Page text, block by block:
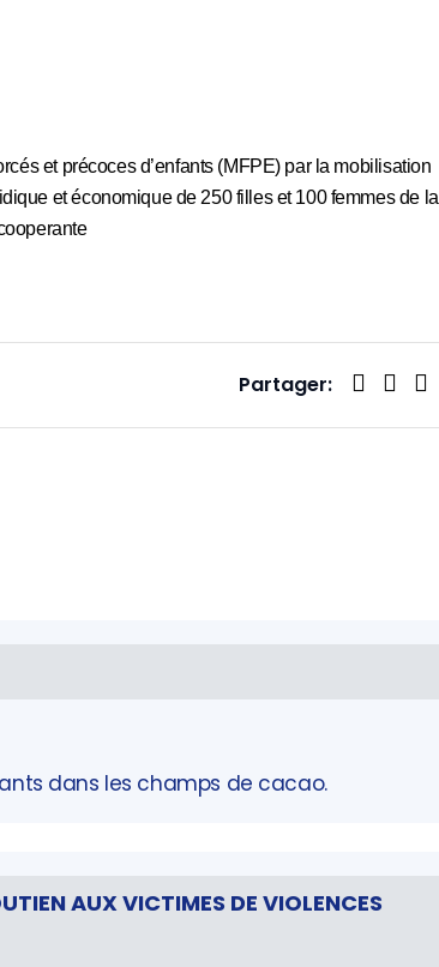
et précoces d’enfants (MFPE) par la mobilisation
et économique de 250 filles et 100 femmes de la
Partager:
dans les champs de cacao.
AUX VICTIMES DE VIOLENCES